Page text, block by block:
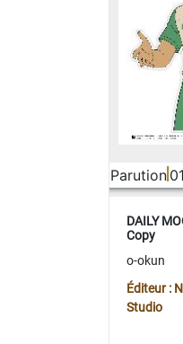
Parution
DAILY
Copy
o-okun
Éditeur :
Studio